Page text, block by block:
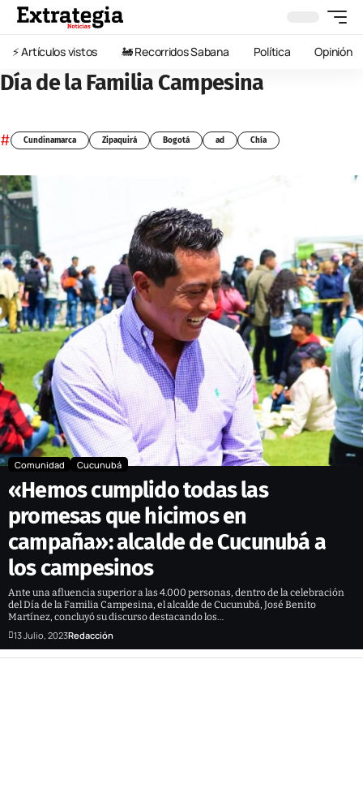
⚡️ Artículos vistos 🚂 Recorridos Sabana Política Opinión
Día de la Familia Campesina
# Cundinamarca Zipaquirá Bogotá ad Chía
Comunidad Cucunubá
«Hemos cumplido todas las
promesas que hicimos en
campaña»: alcalde de Cucunubá a
los campesinos
Ante una afluencia superior a las 4.000 personas, dentro de la celebración
del Día de la Familia Campesina, el alcalde de Cucunubá, José Benito
Martínez, concluyó su discurso destacando los…
13 Julio, 2023Redacción